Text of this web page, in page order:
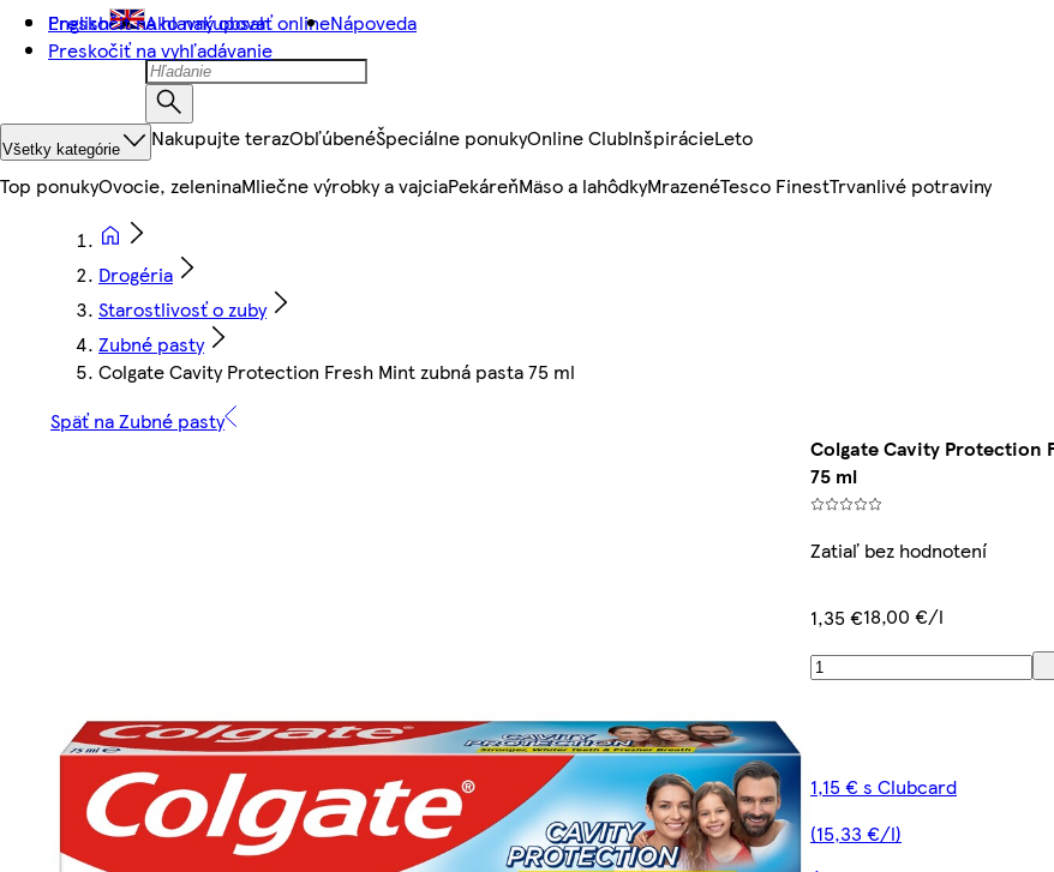
Preskočiť na hlavný obsah
Preskočiť na vyhľadávanie
English Ako nakupovať onlineNápoveda
Všetky kategórie Nakupujte terazObľúbenéŠpeciálne ponukyOnline ClubInšpirácieLeto
Top ponukyOvocie, zeleninaMliečne výrobky a vajciaPekáreňMäso a lahôdkyMrazenéTesco FinestTrvanlivé potraviny
Drogéria
Starostlivosť o zuby
Zubné pasty
Colgate Cavity Protection Fresh Mint zubná pasta 75 ml
Späť na Zubné pasty
Colgate Cavity Protection
75 ml
Zatiaľ bez hodnotení
1,35 €18,00 €/l
1,15 € s Clubcard
(15,33 €/l)